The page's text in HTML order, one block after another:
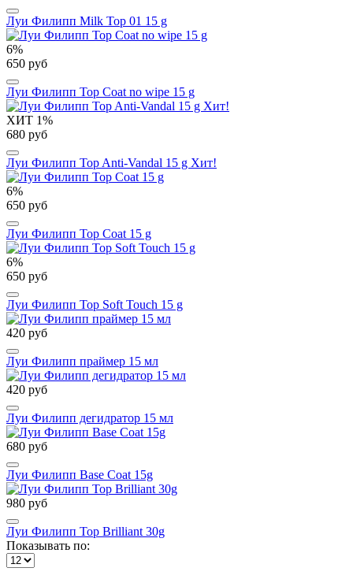
Луи Филипп Milk Top 01 15 g
6%
650 руб
Луи Филипп Top Coat no wipe 15 g
ХИТ 1%
680 руб
Луи Филипп Top Anti-Vandal 15 g Хит!
6%
650 руб
Луи Филипп Top Coat 15 g
6%
650 руб
Луи Филипп Top Soft Touch 15 g
420 руб
Луи Филипп праймер 15 мл
420 руб
Луи Филипп дегидратор 15 мл
680 руб
Луи Филипп Base Coat 15g
980 руб
Луи Филипп Top Brilliant 30g
Показывать по: